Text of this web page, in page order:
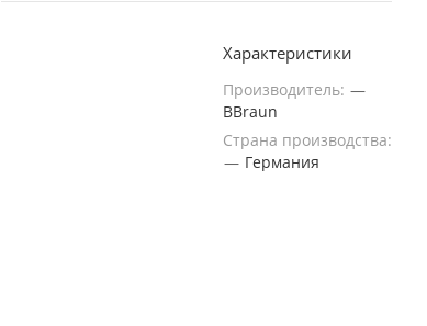
Характеристики
Производитель: —
BBraun
Страна производства:
— Германия